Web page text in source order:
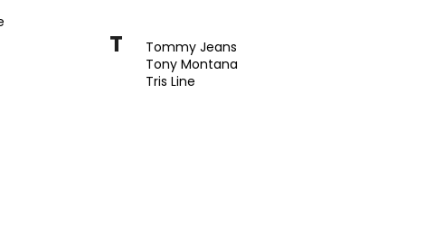
T
Tommy Jeans
Tony Montana
Tris Line